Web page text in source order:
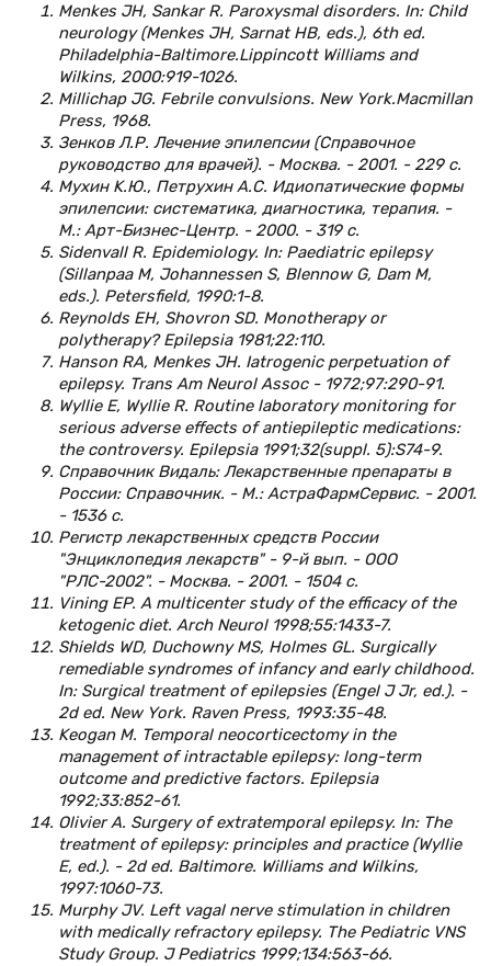
Menkes JH, Sankar R. Paroxysmal disorders. In: Child
neurology (Menkes JH, Sarnat HB, eds.), 6th ed.
Philadelphia-Baltimore.Lippincott Williams and
Wilkins, 2000:919-1026.
Millichap JG. Febrile convulsions. New York.Macmillan
Press, 1968.
Зенков Л.Р. Лечение эпилепсии (Справочное
руководство для врачей). - Москва. - 2001. - 229 c.
Мухин K.Ю., Петрухин А.С. Идиопатические формы
эпилепсии: систематика, диагностика, терапия. -
М.: Арт-Бизнес-Центр. - 2000. - 319 с.
Sidenvall R. Epidemiology. In: Paediatric epilepsy
(Sillanpaa M, Johannessen S, Blennow G, Dam M,
eds.). Petersfield, 1990:1-8.
Reynolds EH, Shovron SD. Monotherapy or
polytherapy? Epilepsia 1981;22:110.
Hanson RA, Menkes JH. Iatrogenic perpetuation of
epilepsy. Trans Am Neurol Assoc - 1972;97:290-91.
Wyllie E, Wyllie R. Routine laboratory monitoring for
serious adverse effects of antiepileptic medications:
the controversy. Epilepsia 1991;32(suppl. 5):S74-9.
Справочник Видаль: Лекарственные препараты в
России: Справочник. - М.: АстраФармСервис. - 2001.
- 1536 с.
Регистр лекарственных средств России
"Энциклопедия лекарств" - 9-й вып. - ООО
"РЛС-2002". - Москва. - 2001. - 1504 с.
Vining EP. A multicenter study of the efficacy of the
ketogenic diet. Arch Neurol 1998;55:1433-7.
Shields WD, Duchowny MS, Holmes GL. Surgically
remediable syndromes of infancy and early childhood.
In: Surgical treatment of epilepsies (Engel J Jr, ed.). -
2d ed. New York. Raven Press, 1993:35-48.
Keogan M. Temporal neocorticectomy in the
management of intractable epilepsy: long-term
outcome and predictive factors. Epilepsia
1992;33:852-61.
Olivier A. Surgery of extratemporal epilepsy. In: The
treatment of epilepsy: principles and practice (Wyllie
E, ed.). - 2d ed. Baltimore. Williams and Wilkins,
1997:1060-73.
Murphy JV. Left vagal nerve stimulation in children
with medically refractory epilepsy. The Pediatric VNS
Study Group. J Pediatrics 1999;134:563-66.